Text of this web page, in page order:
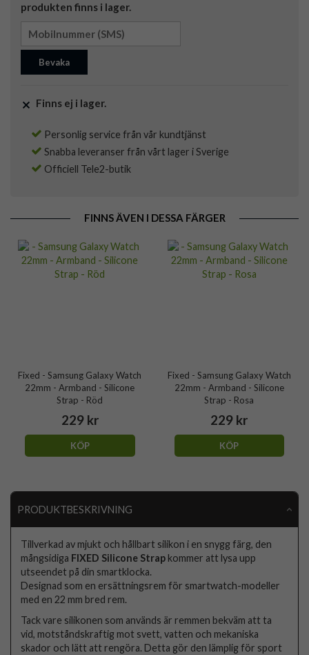
produkten finns i lager.
Bevaka
Finns ej i lager.
Personlig service från vår kundtjänst
Snabba leveranser från vårt lager i Sverige
Officiell Tele2-butik
FINNS ÄVEN I DESSA FÄRGER
Fixed - Samsung Galaxy Watch
22mm - Armband - Silicone
Strap - Röd
229 kr
KÖP
Fixed - Samsung Galaxy Watch
22mm - Armband - Silicone
Strap - Rosa
229 kr
KÖP
PRODUKTBESKRIVNING
Tillverkad av mjukt och hållbart silikon i en snygg färg, den
mångsidiga FIXED Silicone Strap kommer att lysa upp
utseendet på din smartklocka.
Designad som en ersättningsrem för smartwatch-modeller
med en 22 mm bred rem.
Tack vare silikonen som används är remmen bekväm att ta
vid, motståndskraftig mot svett, vatten och mekaniska
skador och lätt att rengöra. Detta gör den lämplig för sport